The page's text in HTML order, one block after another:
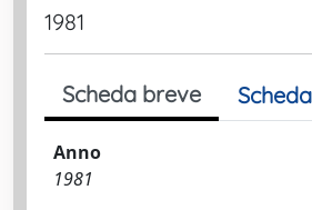
1981
Scheda breve
Anno
1981